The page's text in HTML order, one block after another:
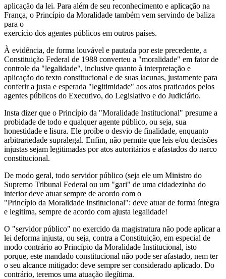
aplicação da lei. Para além de seu reconhecimento e aplicação na
França, o Princípio da Moralidade também vem servindo de baliza
para o
exercício dos agentes públicos em outros países.
À evidência, de forma louvável e pautada por este precedente, a
Constituição Federal de 1988 converteu a "moralidade" em fator de
controle da "legalidade", inclusive quanto à interpretação e
aplicação do texto constitucional e de suas lacunas, justamente para
conferir a justa e esperada "legitimidade" aos atos praticados pelos
agentes públicos do Executivo, do Legislativo e do Judiciário.
Insta dizer que o Princípio da "Moralidade Institucional" presume a
probidade de todo e qualquer agente público, ou seja, sua
honestidade e lisura. Ele proíbe o desvio de finalidade, enquanto
arbitrariedade supralegal. Enfim, não permite que leis e/ou decisões
injustas sejam legitimadas por atos autoritários e afastados do narco
constitucional.
De modo geral, todo servidor público (seja ele um Ministro do
Supremo Tribunal Federal ou um "gari" de uma cidadezinha do
interior deve atuar sempre de acordo com o
"Princípio da Moralidade Institucional": deve atuar de forma íntegra
e legitima, sempre de acordo com ajusta legalidade!
O "servidor público" no exercido da magistratura não pode aplicar a
lei deforma injusta, ou seja, contra a Constituição, em especial de
modo contrário ao Princípio da Moralidade Institucional, isto
porque, este mandado constitucional não pode ser afastado, nem ter
o seu alcance mitigado: deve sempre ser considerado aplicado. Do
contrário, teremos uma atuação ilegítima.